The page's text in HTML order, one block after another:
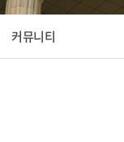
커뮤니티